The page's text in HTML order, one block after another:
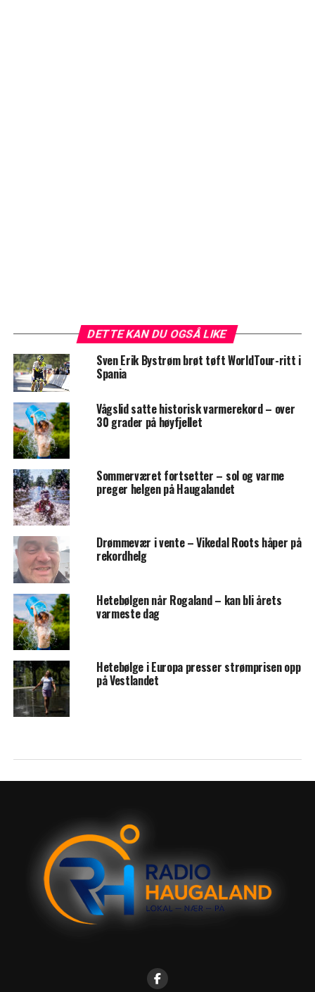
DETTE KAN DU OGSÅ LIKE
Sven Erik Bystrøm brøt tøft WorldTour-ritt i
Spania
Vågslid satte historisk varmerekord – over
30 grader på høyfjellet
Sommerværet fortsetter – sol og varme
preger helgen på Haugalandet
Drømmevær i vente – Vikedal Roots håper på
rekordhelg
Hetebølgen når Rogaland – kan bli årets
varmeste dag
Hetebølge i Europa presser strømprisen opp
på Vestlandet